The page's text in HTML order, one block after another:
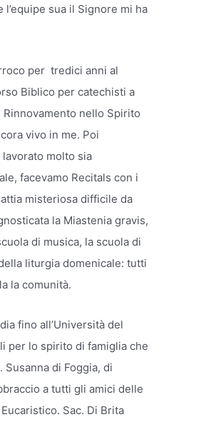
sua il Signore mi ha
per tredici anni al
Biblico per catechisti a
nello Spirito
vivo in me. Poi
lavorato molto sia
facevamo Recitals con i
misteriosa difficile da
la Miastenia gravis,
di musica, la scuola di
liturgia domenicale: tutti
la comunità.
fino all’Università del
per lo spirito di famiglia che
di Foggia, di
a tutti gli amici delle
Sac. Di Brita